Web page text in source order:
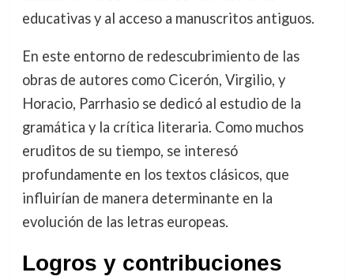
educativas y al acceso a manuscritos antiguos.
En este entorno de redescubrimiento de las
obras de autores como Cicerón, Virgilio, y
Horacio, Parrhasio se dedicó al estudio de la
gramática y la crítica literaria. Como muchos
eruditos de su tiempo, se interesó
profundamente en los textos clásicos, que
influirían de manera determinante en la
evolución de las letras europeas.
Logros y contribuciones